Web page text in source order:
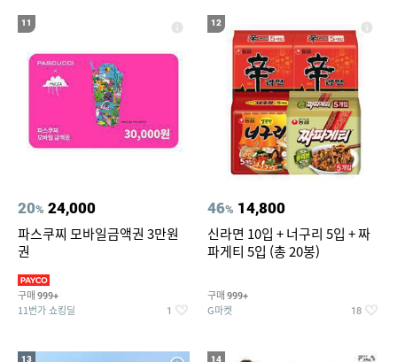
11
20% 24,000
파스쿠찌 모바일금액권 3만원
권
구매 999+
11번가 쇼킹딜 1
12
46% 14,800
신라면 10입 + 너구리 5입 + 짜
파게티 5입 (총 20봉)
구매 999+
G마켓 18
13 14